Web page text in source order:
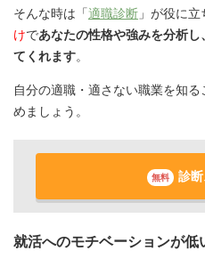
そんな時は「適職診断 」が役に立
けであなたの性格や強みを分析
てくれます。
自分の適職・適さない職業を知
めましょう。
無料 診
就活へのモチベーションが低